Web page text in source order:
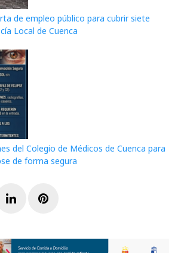
de empleo público para cubrir siete
Local de Cuenca
del Colegio de Médicos de Cuenca para
de forma segura
LinkedInPinterest